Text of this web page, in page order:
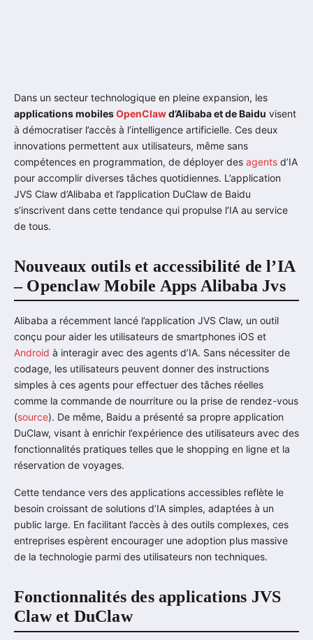
Dans un secteur technologique en pleine expansion, les
applications mobilesOpenClawd’Alibaba et de Baidu visent
à démocratiser l’accès à l’intelligence artificielle. Ces deux
innovations permettent aux utilisateurs, même sans
compétences en programmation, de déployer des agents d’IA
pour accomplir diverses tâches quotidiennes. L’application
JVS Claw d’Alibaba et l’application DuClaw de Baidu
s’inscrivent dans cette tendance qui propulse l’IA au service
de tous.
Nouveaux outils et accessibilité de l’IA
– Openclaw Mobile Apps Alibaba Jvs
Alibaba a récemment lancé l’application JVS Claw, un outil
conçu pour aider les utilisateurs de smartphones iOS et
Android à interagir avec des agents d’IA. Sans nécessiter de
codage, les utilisateurs peuvent donner des instructions
simples à ces agents pour effectuer des tâches réelles
comme la commande de nourriture ou la prise de rendez-vous
(source). De même, Baidu a présenté sa propre application
DuClaw, visant à enrichir l’expérience des utilisateurs avec des
fonctionnalités pratiques telles que le shopping en ligne et la
réservation de voyages.
Cette tendance vers des applications accessibles reflète le
besoin croissant de solutions d’IA simples, adaptées à un
public large. En facilitant l’accès à des outils complexes, ces
entreprises espèrent encourager une adoption plus massive
de la technologie parmi des utilisateurs non techniques.
Fonctionnalités des applications JVS
Claw et DuClaw